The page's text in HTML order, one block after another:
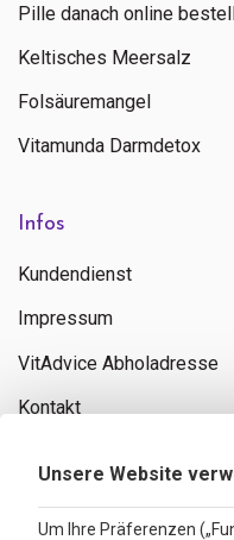
Pille danach online
Keltisches Meersalz
Folsäuremangel
Vitamunda Darmdetox
Infos
Kundendienst
Impressum
VitAdvice Abholadresse
Kontakt
Unsere Website
Um Ihre Präferenzen